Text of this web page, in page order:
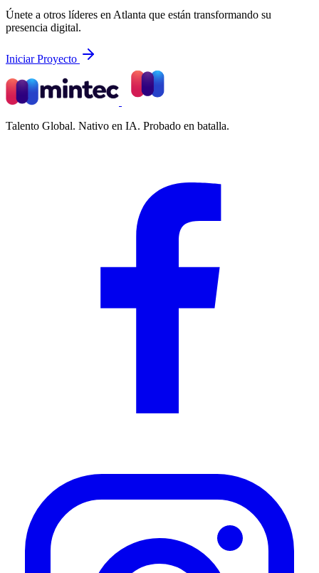
Únete a otros líderes en Atlanta que están transformando su
presencia digital.
Iniciar Proyecto
Talento Global. Nativo en IA. Probado en batalla.